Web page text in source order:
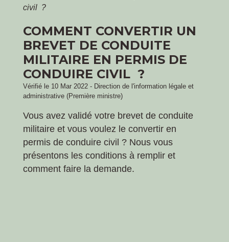
civil ?
COMMENT CONVERTIR UN
BREVET DE CONDUITE
MILITAIRE EN PERMIS DE
CONDUIRE CIVIL ?
Vérifié le 10 Mar 2022 - Direction de l'information légale et
administrative (Première ministre)
Vous avez validé votre brevet de conduite
militaire et vous voulez le convertir en
permis de conduire civil ? Nous vous
présentons les conditions à remplir et
comment faire la demande.